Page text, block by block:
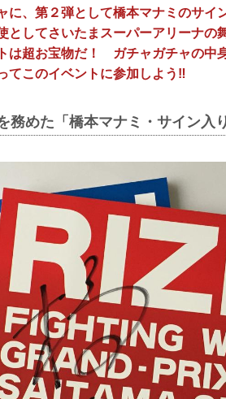
に、第２弾として橋本マナミのサイ
してさいたまスーパーアリーナの
は超お宝物だ！ ガチャガチャの中
てこのイベントに参加しよう‼︎
めた「橋本マナミ・サイン入